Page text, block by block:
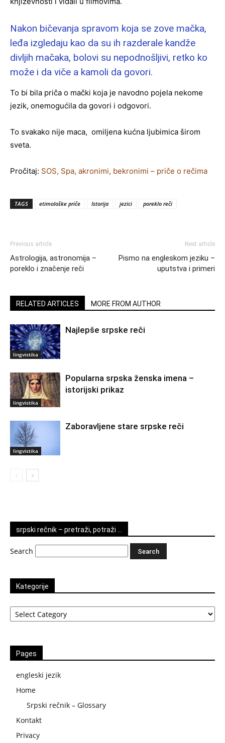
Nakon bičevanja spravom koja se zove mačka,
leđa izgledaju kao da su ih razderale kandže
divljih mačaka, bolovi su nepodnošljivi, retko ko
može i da viče a kamoli da govori.
To bi bila priča o mački koja je navodno pojela nekome
jezik, onemogućila da govori i odgovori.
To svakako nije maca, omiljena kućna ljubimica širom
sveta.
Pročitaj: SOS, Spa, akronimi, bekronimi – priče o rečima
TAGS etimološke priče Istorija jezici poreklo reči
Previous article
Astrologija, astronomija –
poreklo i značenje reči
Next article
Pismo na engleskom jeziku –
uputstva i primeri
RELATED ARTICLES MORE FROM AUTHOR
lingvistika
Najlepše srpske reči
lingvistika
Popularna srpska ženska imena –
istorijski prikaz
lingvistika
Zaboravljene stare srpske reči
srpski rečnik – pretraži, potraži …
Search
Kategorije
Kategorije
Pages
engleski jezik
Home
Srpski rečnik – Glossary
Kontakt
Privacy